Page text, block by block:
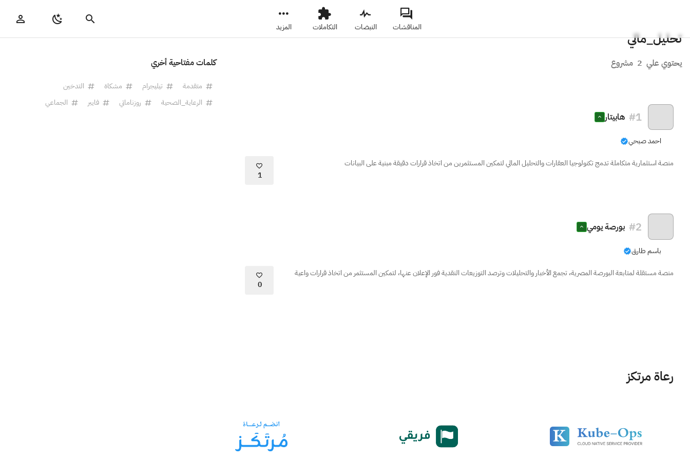
المناقشات النبضات التكاملات المزيد
تحليل_مالي
يحتوي علي 2 مشروع
#1 هابيتار
احمد صبحي
منصة استثمارية متكاملة تدمج تكنولوجيا العقارات والتحليل المالي لتمكين المستثمرين من اتخاذ قرارات دقيقة مبنية على البيانات
1
#2 بورصة يومي
باسم طارق
منصة مستقلة لمتابعة البورصة المصرية، تجمع الأخبار والتحليلات وترصد التوزيعات النقدية فور الإعلان عنها، لتمكين المستثمر من اتخاذ قرارات واعية
0
كلمات مفتاحية أخري
متقدمة تيليجرام مشكاة
التدخين
الرعاية_الصحية
روزناماتي فايبر الجماعي
رعاة مرتكز